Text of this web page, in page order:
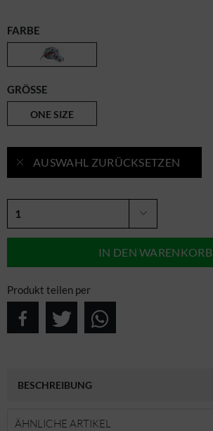
FARBE
GRÖSSE
ONE SIZE
AUSWAHL ZURÜCKSETZEN
IN DEN WARENKORB
Produkt teilen per
BESCHREIBUNG
ÄHNLICHE ARTIKEL